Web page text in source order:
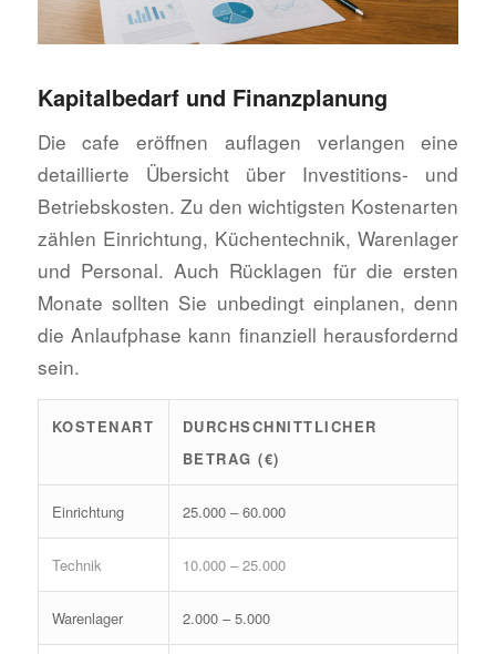
Kapitalbedarf und Finanzplanung
Die cafe eröffnen auflagen verlangen eine
detaillierte Übersicht über Investitions- und
Betriebskosten. Zu den wichtigsten Kostenarten
zählen Einrichtung, Küchentechnik, Warenlager
und Personal. Auch Rücklagen für die ersten
Monate sollten Sie unbedingt einplanen, denn
die Anlaufphase kann finanziell herausfordernd
sein.
KOSTENART
DURCHSCHNITTLICHER
BETRAG (€)
Einrichtung 25.000 – 60.000
Technik 10.000 – 25.000
Warenlager 2.000 – 5.000